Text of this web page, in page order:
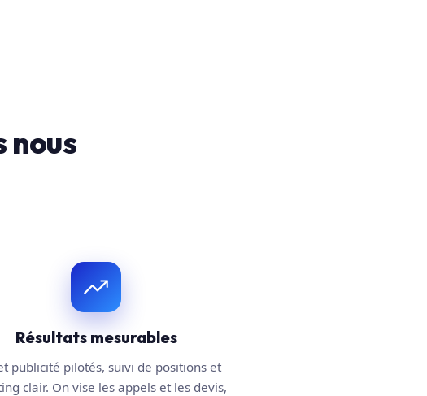
nous
Résultats mesurables
publicité pilotés, suivi de positions et
clair. On vise les appels et les devis,